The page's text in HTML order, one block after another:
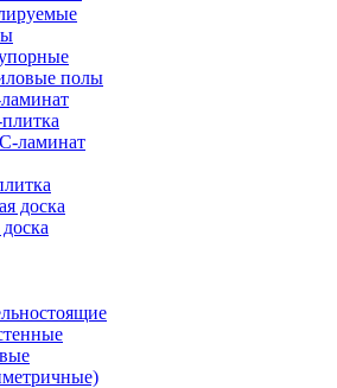
полы
ламинат
доска